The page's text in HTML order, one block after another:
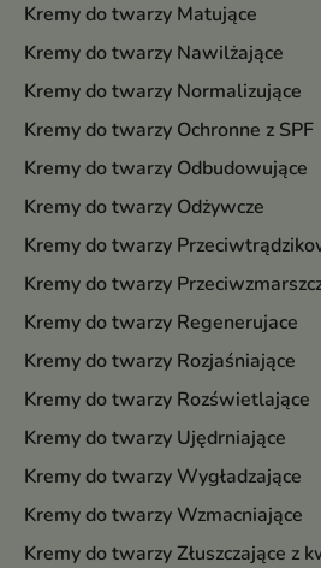
Kremy do twarzy Matujące
Kremy do twarzy Nawilżające
Kremy do twarzy Normalizujące
Kremy do twarzy Ochronne z SPF
Kremy do twarzy Odbudowujące
Kremy do twarzy Odżywcze
Kremy do twarzy
Kremy do twarzy
Kremy do twarzy Regenerujace
Kremy do twarzy Rozjaśniające
Kremy do twarzy Rozświetlające
Kremy do twarzy Ujędrniające
Kremy do twarzy Wygładzające
Kremy do twarzy Wzmacniające
Kremy do twarzy Złuszczające z